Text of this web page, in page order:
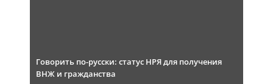
Говорить по-русски: статус НРЯ для получения
ВНЖ и гражданства